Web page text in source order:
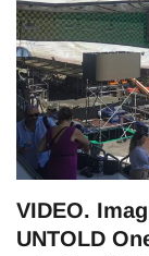
VIDEO.
UNTOLD